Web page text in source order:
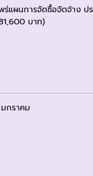
ร่แผนการจัดซื้อจัดจ้าง
บาท)
กราคม